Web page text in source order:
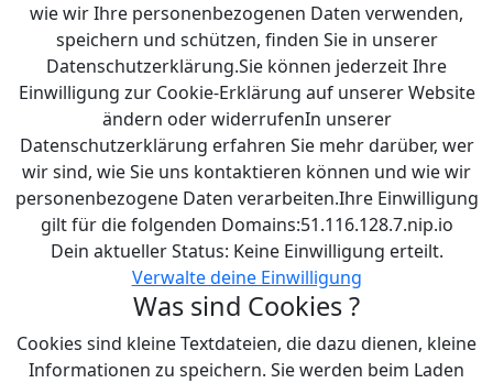
wie wir Ihre personenbezogenen Daten verwenden,
speichern und schützen, finden Sie in unserer
Datenschutzerklärung.Sie können jederzeit Ihre
Einwilligung zur Cookie-Erklärung auf unserer Website
ändern oder widerrufenIn unserer
Datenschutzerklärung erfahren Sie mehr darüber, wer
wir sind, wie Sie uns kontaktieren können und wie wir
personenbezogene Daten verarbeiten.Ihre Einwilligung
gilt für die folgenden Domains:51.116.128.7.nip.io
Dein aktueller Status: Keine Einwilligung erteilt.
Verwalte deine Einwilligung
Was sind Cookies ?
Cookies sind kleine Textdateien, die dazu dienen, kleine
Informationen zu speichern. Sie werden beim Laden